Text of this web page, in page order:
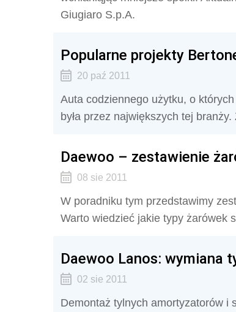
Giugiaro S.p.A.
Popularne projekty
20 paź 2011
Auta codziennego użytku, o
była przez największych tej
Daewoo – zestawienie
08 sie 2011
W poradniku tym przedstawimy
Warto wiedzieć jakie typy żarówek
Daewoo Lanos: wymiana
02 sie 2011
Demontaż tylnych amortyzatorów i